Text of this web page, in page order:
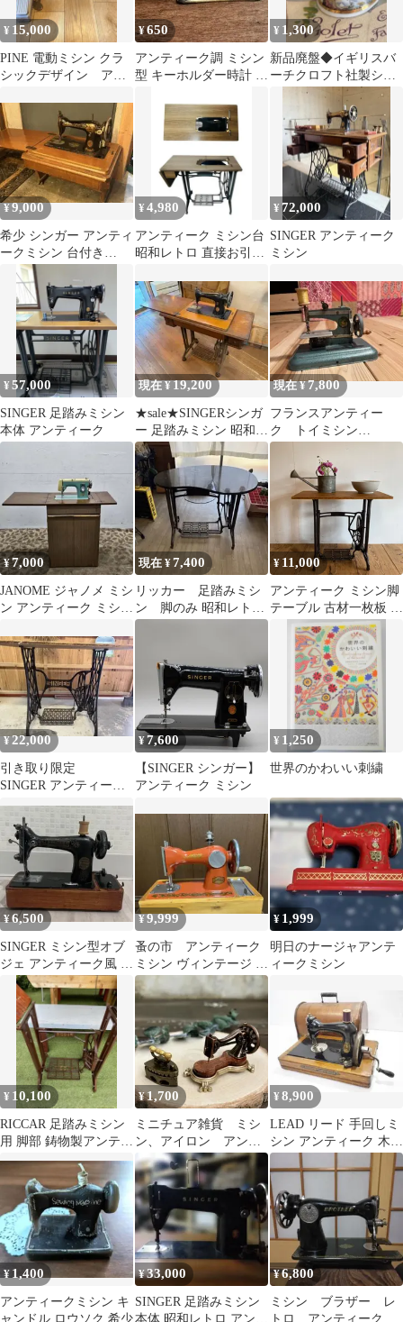
¥ 15,000
PINE 電動ミシン クラ
シックデザイン アン
ジ 可動品
¥650
アンティーク調 ミシン
型 キーホルダー時計 ク
¥ 1,300
新品廃盤◆イギリスバ
ーチクロフト社製シン
ブル指貫◆アンティー
¥9,000
希少 シンガー アンティ
ークミシン 台付き
SINGER レトロ キャス
ター付
¥4,980
アンティーク ミシン台
昭和レトロ 直接お引き
¥ 72,000
SINGER アンティーク
ミシン
¥57,000
SINGER 足踏みミシン
本体 アンティーク
現在 ¥19,200
★sale★SINGERシンガ
ー 足踏みミシン 昭和レ
トロ 古道具 アンティー
ク
現在 ¥7,800
フランスアンティー
ク トイミシン
「Marie-Claude（マリ
ー・クロード）」
¥7,000
JANOME ジャノメ ミシ
ン アンティーク ミシン
現在 ¥7,400
リッカー 足踏みミシ
ン 脚のみ 昭和レト
ロ アンティーク 厚
¥ 11,000
アンティーク ミシン脚
テーブル 古材一枚板 飾
り台 足踏みミシン
X153
¥22,000
引き取り限定
SINGER アンティーク
ミシン脚 テーブル
¥7,600
【SINGER シンガー】
アンティーク ミシン
¥ 1,250
世界のかわいい刺繍
¥6,500
SINGER ミシン型オブ
ジェ アンティーク風 未
使用に近い
¥9,999
蚤の市 アンティーク
ミシン ヴィンテージ 手
回しミシン
¥ 1,999
明日のナージャアンテ
ィークミシン
¥ 10,100
RICCAR 足踏みミシン
用 脚部 鋳物製アンティ
ーク7月Sale中
¥1,700
ミニチュア雑貨 ミシ
ン、アイロン アンテ
ィーク ドールハウス
¥8,900
LEAD リード 手回しミ
シン アンティーク 木製
ケース付 レトロ インテ
リア用
¥ 1,400
アンティークミシン キ
ャンドル ロウソク 希少
¥33,000
SINGER 足踏みミシン
本体 昭和レトロ アンテ
¥6,800
ミシン ブラザー レ
トロ アンティーク